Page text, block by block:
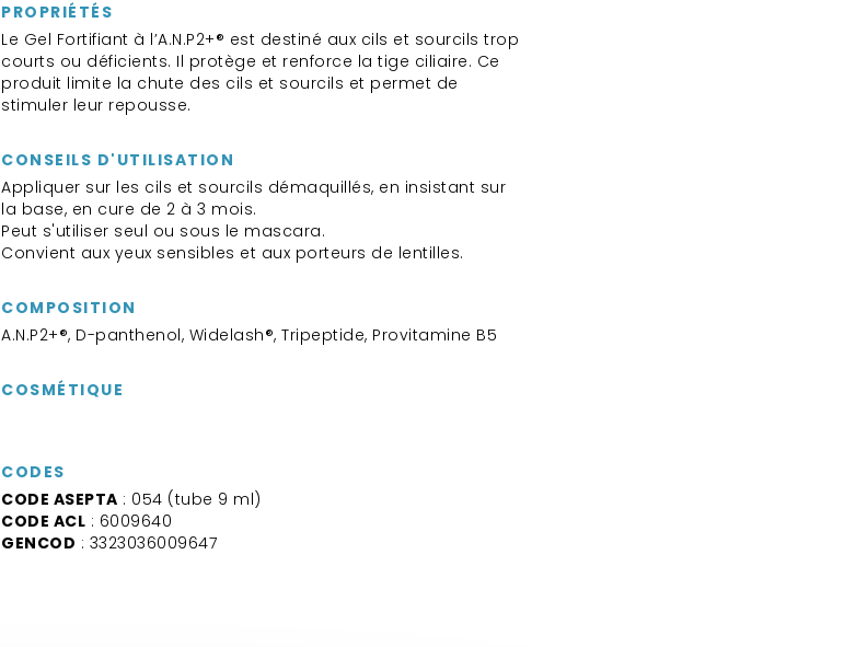
PROPRIÉTÉS
Le Gel Fortifiant à l’A.N.P2+® est destiné aux cils et sourcils trop
courts ou déficients. Il protège et renforce la tige ciliaire. Ce
produit limite la chute des cils et sourcils et permet de
stimuler leur repousse.
CONSEILS D'UTILISATION
Appliquer sur les cils et sourcils démaquillés, en insistant sur
la base, en cure de 2 à 3 mois.
Peut s'utiliser seul ou sous le mascara.
Convient aux yeux sensibles et aux porteurs de lentilles.
COMPOSITION
A.N.P2+®, D-panthenol, Widelash®, Tripeptide, Provitamine B5
COSMÉTIQUE
CODES
CODE ASEPTA : 054 (tube 9 ml)
CODE ACL : 6009640
GENCOD : 3323036009647